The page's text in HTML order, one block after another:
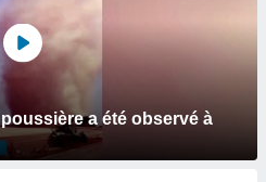
a été observé à